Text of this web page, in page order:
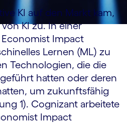
KI auf den Markt kam,
KI zu. In einer
Impact
Lernen (ML) zu
Technologien, die die
hatten oder deren
um zukunftsfähig
1). Cognizant arbeitete
Impact